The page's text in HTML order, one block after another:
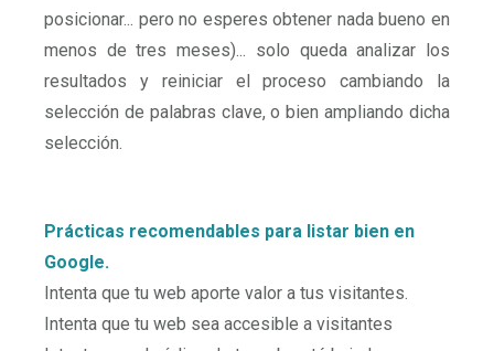
posicionar... pero no esperes obtener nada bueno en
menos de tres meses)... solo queda analizar los
resultados y reiniciar el proceso cambiando la
selección de palabras clave, o bien ampliando dicha
selección.
Prácticas recomendables para listar bien en
Google.
Intenta que tu web aporte valor a tus visitantes.
Intenta que tu web sea accesible a visitantes